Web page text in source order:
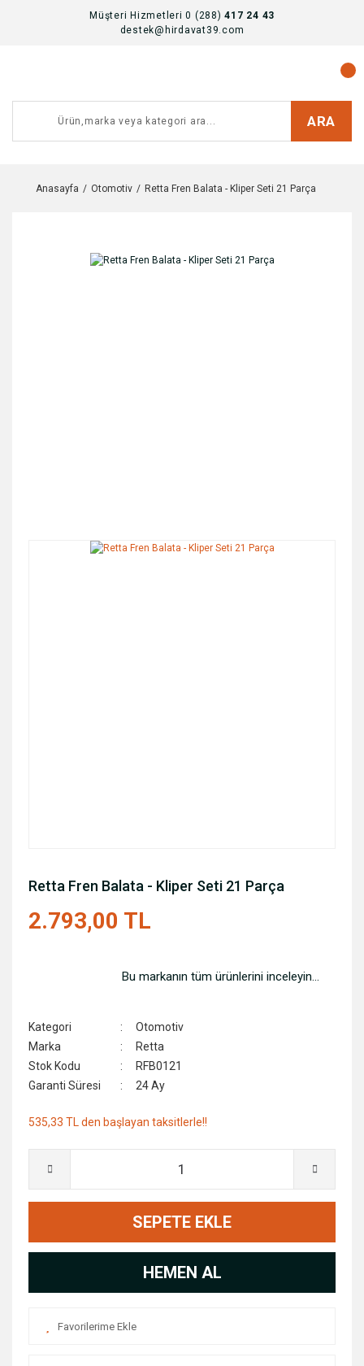
Müşteri Hizmetleri 0 (288)417 24 43
destek@hirdavat39.com
ARA
Anasayfa Otomotiv Retta Fren Balata - Kliper Seti 21 Parça
Retta Fren Balata - Kliper Seti 21 Parça
2.793,00 TL
Bu markanın tüm ürünlerini inceleyin...
Kategori
Otomotiv
Marka
Retta
Stok Kodu
RFB0121
Garanti Süresi
24 Ay
535,33 TL den başlayan taksitlerle!!
SEPETE EKLE
HEMEN AL